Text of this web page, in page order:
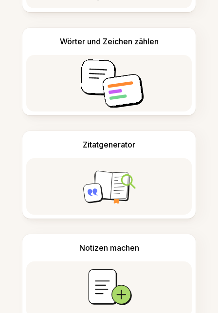
Wörter und Zeichen zählen
Zitatgenerator
Notizen machen